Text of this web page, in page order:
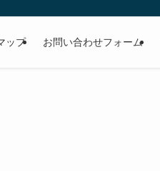
ップ お問い合わせフォーム